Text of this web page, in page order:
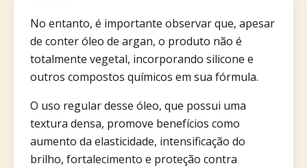
No entanto, é importante observar que, apesar
de conter óleo de argan, o produto não é
totalmente vegetal, incorporando silicone e
outros compostos químicos em sua fórmula.
O uso regular desse óleo, que possui uma
textura densa, promove benefícios como
aumento da elasticidade, intensificação do
brilho, fortalecimento e proteção contra